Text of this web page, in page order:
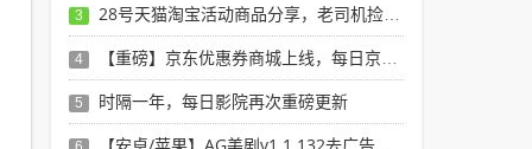
3 28号天猫淘宝活动商品分享，老司机捡漏必备
4 【重磅】京东优惠券商城上线，每日京东券，搜京东有优惠的商品
5 时隔一年，每日影院再次重磅更新